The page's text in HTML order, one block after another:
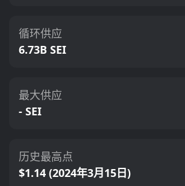
循环供应
6.73B SEI
最大供应
- SEI
历史最高点
$1.14 (2024年3月15日)